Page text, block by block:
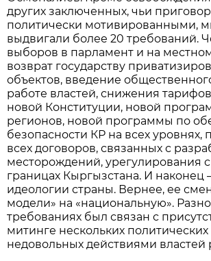
других заключенных, чьи
политически мотивированными,
выдвигали более 20 требований.
выборов в парламент и на
возврат государству
объектов, введение
работе властей, снижения
новой Конституции, новой
регионов, новой программы по
безопасности КР на всех уровнях,
всех договоров, связанных с
месторождений, урегулирования
границах Кыргызстана. И наконец
идеологии страны. Вернее, ее
модели» на «национальную».
требованиях был связан с
митинге нескольких политических
недовольных действиями властей